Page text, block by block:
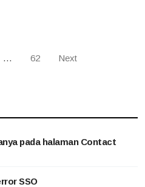
… 62 Next
pada halaman Contact
SSO